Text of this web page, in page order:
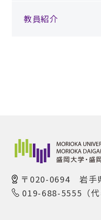
教員紹介
〒020-0694 岩手
019-688-5555（代